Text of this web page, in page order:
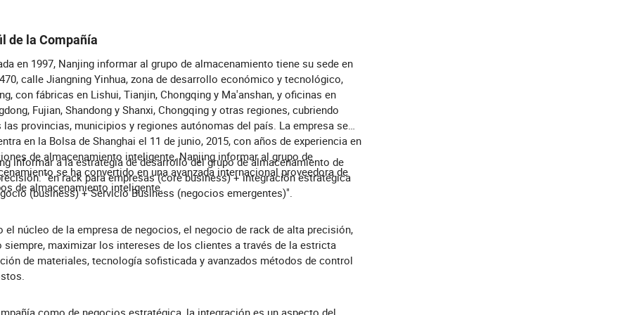
de la Compañía
en 1997, Nanjing informar al grupo de almacenamiento tiene su sede en
calle Jiangning Yinhua, zona de desarrollo económico y tecnológico,
con fábricas en Lishui, Tianjin, Chongqing y Ma'anshan, y oficinas en
Fujian, Shandong y Shanxi, Chongqing y otras regiones, cubriendo
las provincias, municipios y regiones autónomas del país. La empresa se
en la Bolsa de Shanghai el 11 de junio, 2015, con años de experiencia en
de almacenamiento inteligente, Nanjing informar al grupo de
se ha convertido en una avanzada internacional proveedora de
de almacenamiento inteligente.
informar a la estrategia de desarrollo del grupo de almacenamiento de
"en rack para empresas (core business) + integración estratégica
(business) + Servicio Business (negocios emergentes)".
el núcleo de la empresa de negocios, el negocio de rack de alta precisión,
siempre, maximizar los intereses de los clientes a través de la estricta
de materiales, tecnología sofisticada y avanzados métodos de control